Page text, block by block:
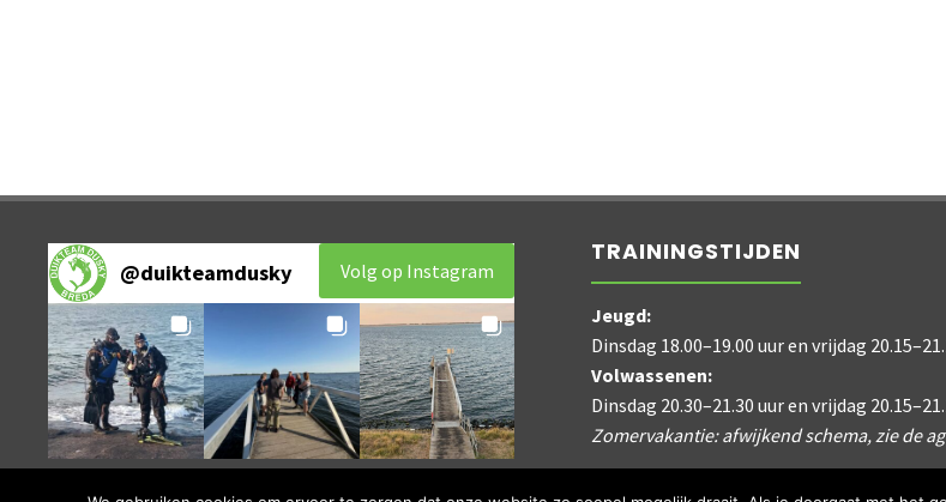
@duikteamdusky Volg op Instagram
TRAININGSTIJDEN
Jeugd:
Dinsdag 18.00–19.00 uur en vrijdag
Volwassenen:
Dinsdag 20.30–21.30 uur en vrijdag
Zomervakantie: afwijkend schema, zie de